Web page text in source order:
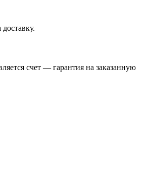
счет — гарантия на заказанную